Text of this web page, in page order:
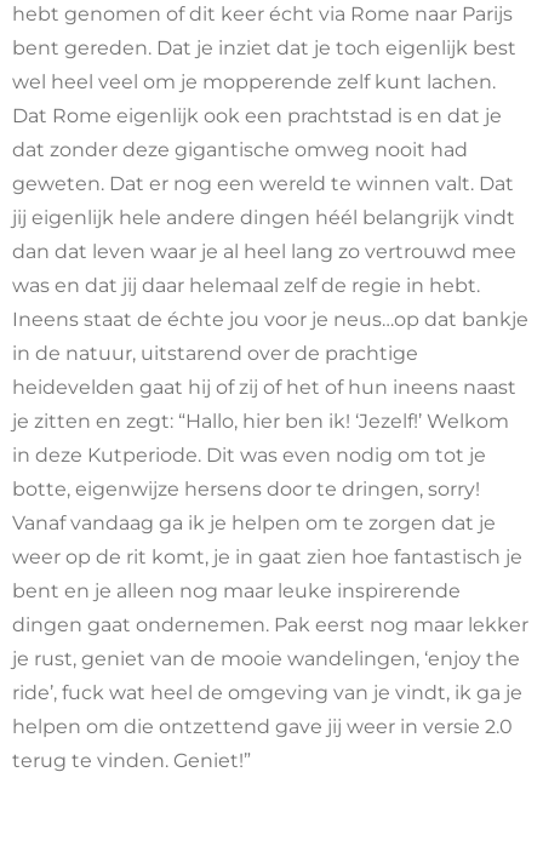
hebt genomen of dit keer écht via Rome naar Parijs
bent gereden. Dat je inziet dat je toch eigenlijk best
wel heel veel om je mopperende zelf kunt lachen.
Dat Rome eigenlijk ook een prachtstad is en dat je
dat zonder deze gigantische omweg nooit had
geweten. Dat er nog een wereld te winnen valt. Dat
jij eigenlijk hele andere dingen héél belangrijk vindt
dan dat leven waar je al heel lang zo vertrouwd mee
was en dat jij daar helemaal zelf de regie in hebt.
Ineens staat de échte jou voor je neus…op dat bankje
in de natuur, uitstarend over de prachtige
heidevelden gaat hij of zij of het of hun ineens naast
je zitten en zegt: “Hallo, hier ben ik! ‘Jezelf!’ Welkom
in deze Kutperiode. Dit was even nodig om tot je
botte, eigenwijze hersens door te dringen, sorry!
Vanaf vandaag ga ik je helpen om te zorgen dat je
weer op de rit komt, je in gaat zien hoe fantastisch je
bent en je alleen nog maar leuke inspirerende
dingen gaat ondernemen. Pak eerst nog maar lekker
je rust, geniet van de mooie wandelingen, ‘enjoy the
ride’, fuck wat heel de omgeving van je vindt, ik ga je
helpen om die ontzettend gave jij weer in versie 2.0
terug te vinden. Geniet!”